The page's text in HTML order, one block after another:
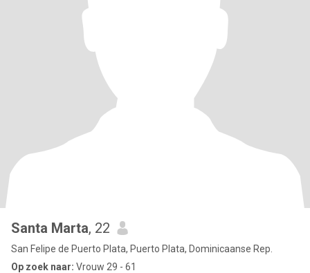
Santa Marta, 22
San Felipe de Puerto Plata, Puerto Plata, Dominicaanse Rep.
Op zoek naar: Vrouw 29 - 61